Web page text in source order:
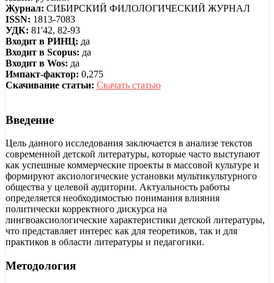
Журнал: СИБИРСКИЙ ФИЛОЛОГИЧЕСКИЙ ЖУРНАЛ
ISSN: 1813-7083
УДК: 81'42, 82-93
Входит в РИНЦ: да
Входит в Scopus: да
Входит в Wos: да
Импакт-фактор: 0,275
Скачивание статьи: Скачать статью
Введение
Цель данного исследования заключается в анализе текстов
современной детской литературы, которые часто выступают
как успешные коммерческие проекты в массовой культуре и
формируют аксиологические установки мультикультурного
общества у целевой аудитории. Актуальность работы
определяется необходимостью понимания влияния
политически корректного дискурса на
лингвоаксиологические характеристики детской литературы,
что представляет интерес как для теоретиков, так и для
практиков в области литературы и педагогики.
Методология